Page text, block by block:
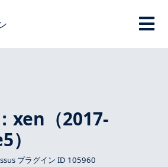
xen（2017-
プラグイン ID 105960